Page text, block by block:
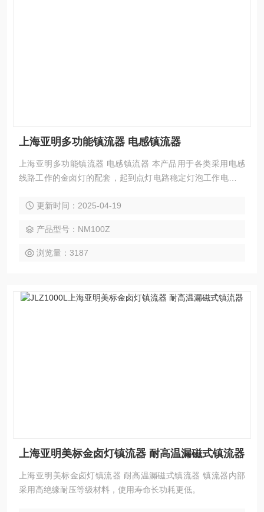
上海亚明多功能镇流器 电感镇流器
上海亚明多功能镇流器 电感镇流器 本产品用于各类采用电感
线路工作的金卤灯的配套，起到点灯电路稳定灯泡工作电流的
更新时间：2025-04-19
产品型号：NM100Z
浏览量：3187
上海亚明美标金卤灯镇流器 耐高温漏磁式镇流器
上海亚明美标金卤灯镇流器 耐高温漏磁式镇流器 镇流器内部
采用高绝缘耐压等级材料，使用寿命长功耗更低。